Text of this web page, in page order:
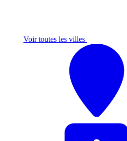
Voir toutes les villes